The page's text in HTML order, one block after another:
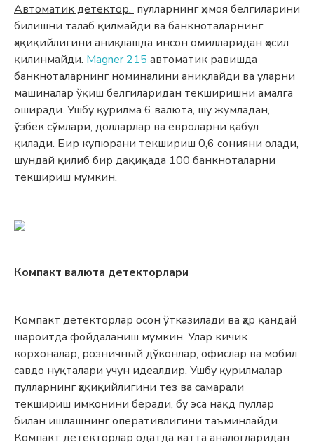
Автоматик детектор. пулларнинг ҳимоя белгиларини
билишни талаб қилмайди ва банкноталарнинг
ҳақиқийлигини аниқлашда инсон омилларидан ҳосил
қилинмайди. Magner 215 автоматик равишда
банкноталарнинг номиналини аниқлайди ва уларни
машиналар ўқиш белгиларидан текширишни амалга
оширади. Ушбу қурилма 6 валюта, шу жумладан,
ўзбек сўмлари, долларлар ва евроларни қабул
қилади. Бир купюрани текшириш 0,6 сонияни олади,
шундай қилиб бир дақиқада 100 банкноталарни
текшириш мумкин.
Компакт валюта детекторлари
Компакт детекторлар осон ўтказилади ва ҳар қандай
шароитда фойдаланиш мумкин. Улар кичик
корхоналар, розничный дўконлар, офислар ва мобил
савдо нуқталари учун идеалдир. Ушбу қурилмалар
пулларнинг ҳақиқийлигини тез ва самарали
текшириш имконини беради, бу эса нақд пуллар
билан ишлашнинг оперативлигини таъминлайди.
Компакт детекторлар одатда катта аналогларидан